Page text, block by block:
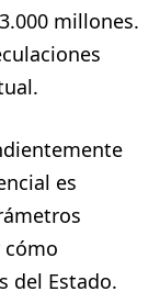
millones.
es
del Estado.